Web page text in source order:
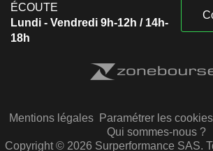
ÉCOUTE
Lundi - Vendredi 9h-12h / 14h-
18h
Mentions légales Paramétrer les cookies
Qui sommes-nous ?
Copyright © 2026 Surperformance SAS.